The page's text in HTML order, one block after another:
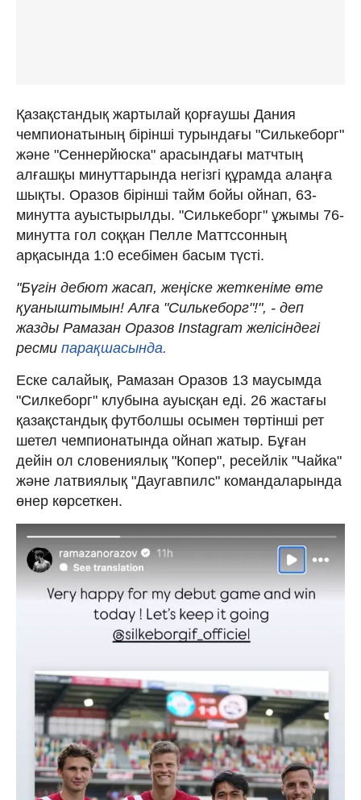
Қазақстандық жартылай қорғаушы Дания
чемпионатының бірінші турындағы "Силькеборг"
және "Сеннерйюска" арасындағы матчтың
алғашқы минуттарында негізгі құрамда алаңға
шықты. Оразов бірінші тайм бойы ойнап, 63-
минутта ауыстырылды. "Силькеборг" ұжымы 76-
минутта гол соққан Пелле Маттссонның
арқасында 1:0 есебімен басым түсті.
"Бүгін дебют жасап, жеңіске жеткеніме өте
қуаныштымын! Алға "Силькеборг"!", - деп
жазды Рамазан Оразов Instagram желісіндегі
ресми парақшасында.
Еске салайық, Рамазан Оразов 13 маусымда
"Силкеборг" клубына ауысқан еді. 26 жастағы
қазақстандық футболшы осымен төртінші рет
шетел чемпионатында ойнап жатыр. Бұған
дейін ол словениялық "Копер", ресейлік "Чайка"
және латвиялық "Даугавпилс" командаларында
өнер көрсеткен.